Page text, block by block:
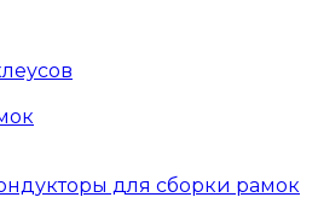
для сборки рамок